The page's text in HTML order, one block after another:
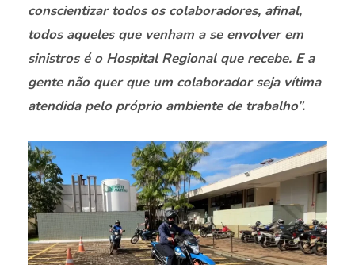
conscientizar todos os colaboradores, afinal,
todos aqueles que venham a se envolver em
sinistros é o Hospital Regional que recebe. E a
gente não quer que um colaborador seja vítima
atendida pelo próprio ambiente de trabalho”.